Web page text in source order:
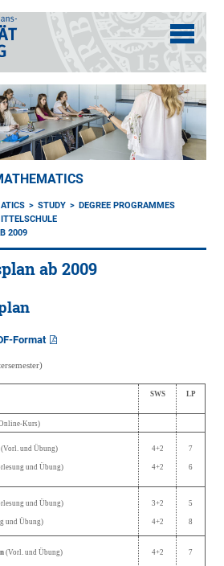
STUDY
DEGREE PROGRAMMES
2009
ab 2009
Format
SWS LP
Kurs)
(Vorl. und Übung)
und Übung)
4+2
4+2
7
6
und Übung)
und Übung)
3+2
4+2
5
8
(Vorl. und Übung) 4+2 7